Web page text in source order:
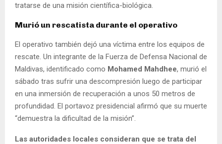
tratarse de una misión científica-biológica.
Murió un rescatista durante el operativo
El operativo también dejó una víctima entre los equipos de
rescate. Un integrante de la Fuerza de Defensa Nacional de
Maldivas, identificado como Mohamed Mahdhee, murió el
sábado tras sufrir una descompresión luego de participar
en una inmersión de recuperación a unos 50 metros de
profundidad. El portavoz presidencial afirmó que su muerte
“demuestra la dificultad de la misión”.
Las autoridades locales consideran que se trata del